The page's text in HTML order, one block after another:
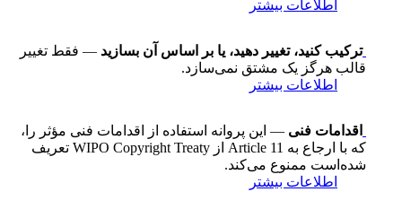
اطلاعات بیشتر
ترکیب کنید، تغییر دهید، یا بر اساس آن بسازید — فقط تغییر
قالب هرگز یک مشتق نمی‌سازد.
اطلاعات بیشتر
اقدامات فنی — این پروانه استفاده از اقدامات فنی مؤثر را،
که با ارجاع به Article 11 از WIPO Copyright Treaty تعریف
شده‌است ممنوع می‌کند.
اطلاعات بیشتر